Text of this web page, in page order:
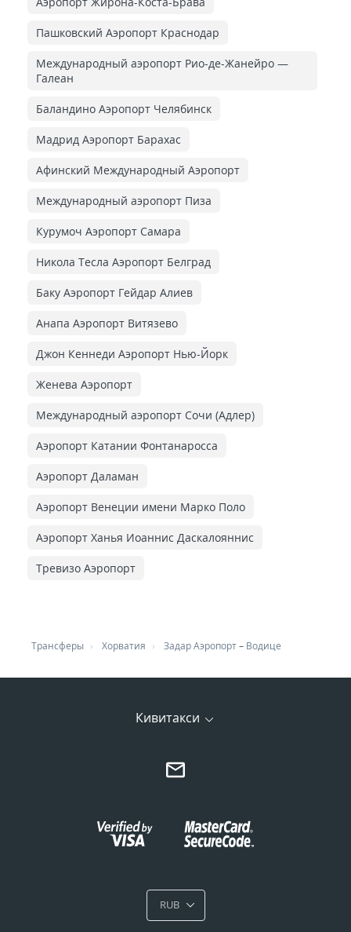
Пашковский Аэропорт Краснодар
Международный аэропорт Рио-де-Жанейро —
Галеан
Баландино Аэропорт Челябинск
Мадрид Аэропорт Барахас
Афинский Международный Аэропорт
Международный аэропорт Пиза
Курумоч Аэропорт Самара
Никола Тесла Аэропорт Белград
Баку Аэропорт Гейдар Алиев
Анапа Аэропорт Витязево
Джон Кеннеди Аэропорт Нью-Йорк
Женева Аэропорт
Международный аэропорт Сочи (Адлер)
Аэропорт Катании Фонтанаросса
Аэропорт Даламан
Аэропорт Венеции имени Марко Поло
Аэропорт Ханья Иоаннис Даскалояннис
Тревизо Аэропорт
Трансферы Хорватия Задар Аэропорт– Водице
Кивитакси
RUB